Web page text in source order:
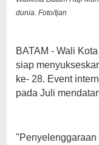
dunia. Foto/Ijan
BATAM - Wali
siap
ke- 28. Event
pada Juli